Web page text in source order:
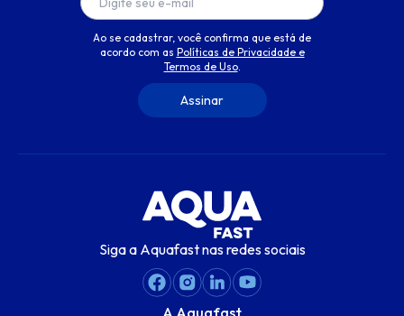
Ao se cadastrar, você confirma que está de
acordo com as Políticas de Privacidade e
Termos de Uso.
Siga a Aquafast nas redes sociais